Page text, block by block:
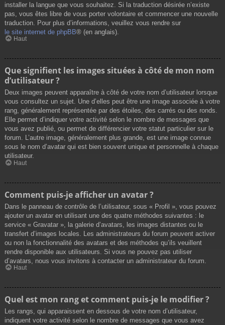
installer la langue que vous souhaitez. Si la traduction désirée n’existe
pas, vous êtes libre de vous porter volontaire et commencer une nouvelle
traduction. Pour plus d’informations, veuillez vous rendre sur
le site internet de phpBB® (en anglais).
Haut
Que signifient les images situées à côté de mon nom
d’utilisateur ?
Deux images peuvent apparaître à côté de votre nom d’utilisateur lorsque
vous consultez un sujet. Une d’elles peut être une image associée à votre
rang, généralement représentée par des étoiles, des carrés ou des ronds.
Elle permet d’indiquer votre activité selon le nombre de messages que
vous avez publié, ou permet de différencier votre statut particulier sur le
forum. L’autre image, généralement plus grande, est une image connue
sous le nom d’avatar qui est bien souvent unique et personnelle à chaque
utilisateur.
Haut
Comment puis-je afficher un avatar ?
Dans le panneau de contrôle de l’utilisateur, sous « Profil », vous pouvez
ajouter un avatar en utilisant une des quatre méthodes suivantes : le
service « Gravatar », la galerie d’avatars, les images distantes ou le
transfert d’images locales. Les administrateurs du forum peuvent activer
ou non la fonctionnalité des avatars et des méthodes qu’ils veuillent
rendre disponible aux utilisateurs. Si vous ne pouvez pas utiliser
d’avatars, nous vous invitons à contacter un administrateur du forum.
Haut
Quel est mon rang et comment puis-je le modifier ?
Les rangs, qui apparaissent en dessous de votre nom d’utilisateur,
indiquent votre activité selon le nombre de messages que vous avez